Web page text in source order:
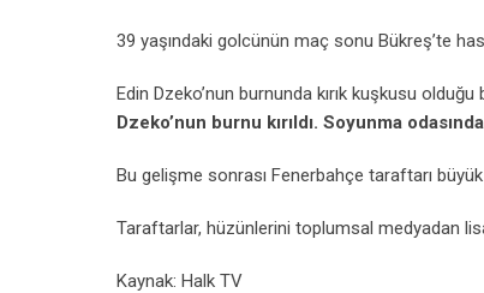
39 yaşındaki golcünün maç sonu Bükreş’te
Edin Dzeko’nun burnunda kırık kuşkusu
Dzeko’nun burnu kırıldı. Soyunma
Bu gelişme sonrası Fenerbahçe taraftarı
Taraftarlar, hüzünlerini toplumsal medyadan
Kaynak: Halk TV